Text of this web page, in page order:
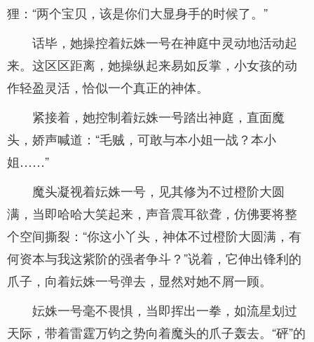
狸：“两个宝贝，该是你们大显身手的时候了。”
话毕，她操控着妘姝一号在神庭中灵动地活动起
来。这区区距离，她操纵起来易如反掌，小女孩的动
作轻盈灵活，恰似一个真正的神体。
紧接着，她控制着妘姝一号踏出神庭，直面魔
头，娇声喊道：“毛贼，可敢与本小姐一战？本小
姐……”
魔头凝视着妘姝一号，见其修为不过橙阶大圆
满，当即哈哈大笑起来，声音震耳欲聋，仿佛要将整
个空间撕裂：“你这小丫头，神体不过橙阶大圆满，有
何资本与我这紫阶的强者争斗？”说着，它伸出锋利的
爪子，向着妘姝一号弹去，显然对她不屑一顾。
妘姝一号毫不畏惧，当即挥出一拳，如流星划过
天际，带着雷霆万钧之势向着魔头的爪子轰去。“砰”的